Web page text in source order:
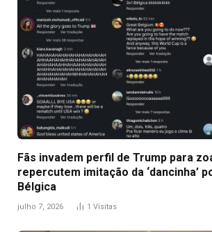
Fãs invadem perfil de Trump para
repercutem imitação da ‘dancinha’
Bélgica
julho 7, 2026 1 Visitas